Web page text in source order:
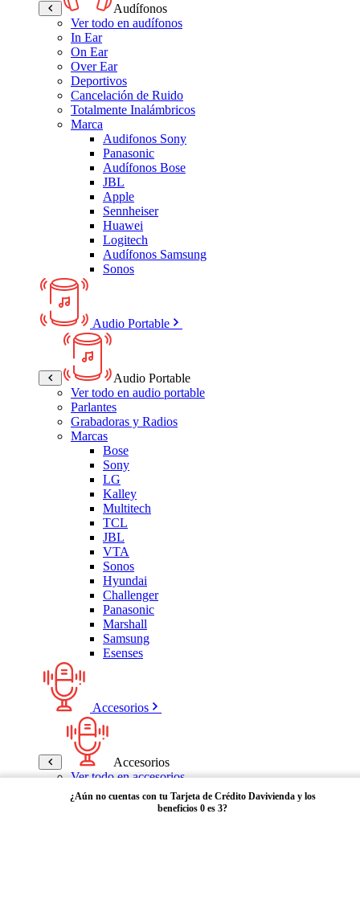
Audífonos
Ver todo en audífonos
In Ear
On Ear
Over Ear
Deportivos
Cancelación de Ruido
Totalmente Inalámbricos
Marca
Audifonos Sony
Panasonic
Audífonos Bose
JBL
Apple
Sennheiser
Huawei
Logitech
Audífonos Samsung
Sonos
Audio Portable
Audio Portable
Ver todo en audio portable
Parlantes
Grabadoras y Radios
Marcas
Bose
Sony
LG
Kalley
Multitech
TCL
JBL
VTA
Sonos
Hyundai
Challenger
Panasonic
Marshall
Samsung
Esenses
Accesorios
Accesorios
Ver todo en accesorios
Micrófonos
Bases
¿Aún no cuentas con tu Tarjeta de Crédito Davivienda y los
beneficios 0 es 3?